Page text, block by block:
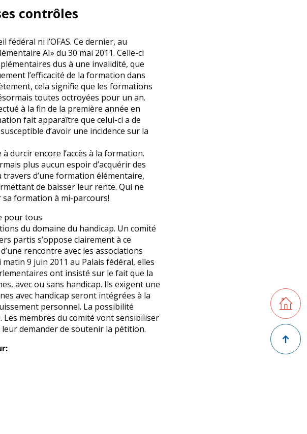
contrôles
ni l’OFAS. Ce dernier, au
AI» du 30 mai 2011. Celle-ci
dus à une invalidité, que
l’efficacité de la formation dans
cela signifie que les formations
toutes octroyées pour un an.
à la fin de la première année en
fait apparaître que celui-ci a de
d’avoir une incidence sur la
durcir encore l’accès à la formation.
plus aucun espoir d’acquérir des
d’une formation élémentaire,
de baisser leur rente. Qui ne
formation à mi-parcours!
pour tous
du domaine du handicap. Un comité
partis s’oppose clairement à ce
rencontre avec les associations
9 juin 2011 au Palais fédéral, elles
ont insisté sur le fait que la
avec ou sans handicap. Ils exigent une
avec handicap seront intégrées à la
personnel. La possibilité
membres du comité vont sensibiliser
demander de soutenir la pétition.
Retour